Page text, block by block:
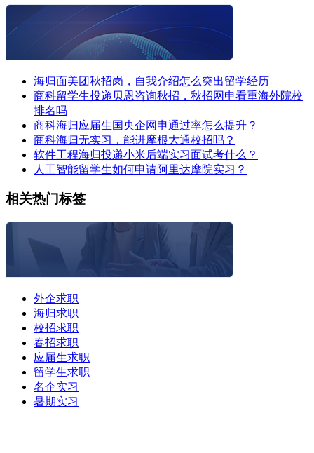
海归面美团秋招岗，自我介绍怎么突出留学经历
商科留学生投递贝恩咨询秋招，秋招网申看重海外院校
排名吗
商科海归应届生国央企网申通过率怎么提升？
商科海归无实习，能进摩根大通校招吗？
软件工程海归投递小米后端实习面试考什么？
人工智能留学生如何申请阿里达摩院实习？
相关热门标签
外企求职
海归求职
校招求职
春招求职
应届生求职
留学生求职
名企实习
暑期实习